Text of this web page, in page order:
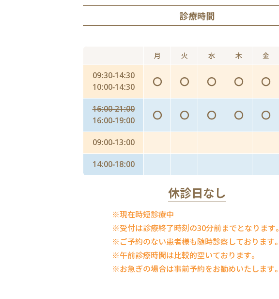
診療時間
月 火 水 木 金
09:30-14:30
10:00-14:30
〇 〇 〇 〇 〇
16:00-21:00
16:00-19:00
〇 〇 〇 〇 〇
09:00-13:00
14:00-18:00
休診日なし
※現在時短診療中
※受付は診療終了時刻の30分前までとなります。
※ご予約のない患者様も随時診察しております。
※午前診療時間は比較的空いております。
※お急ぎの場合は事前予約をお勧めいたします。